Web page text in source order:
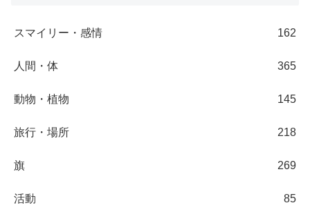
スマイリー・感情 162
人間・体 365
動物・植物 145
旅行・場所 218
旗 269
活動 85